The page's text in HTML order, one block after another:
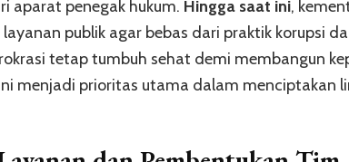
aparat penegak hukum. Hingga saat ini,
publik agar bebas dari praktik korupsi
tetap tumbuh sehat demi membangun
menjadi prioritas utama dalam menciptakan